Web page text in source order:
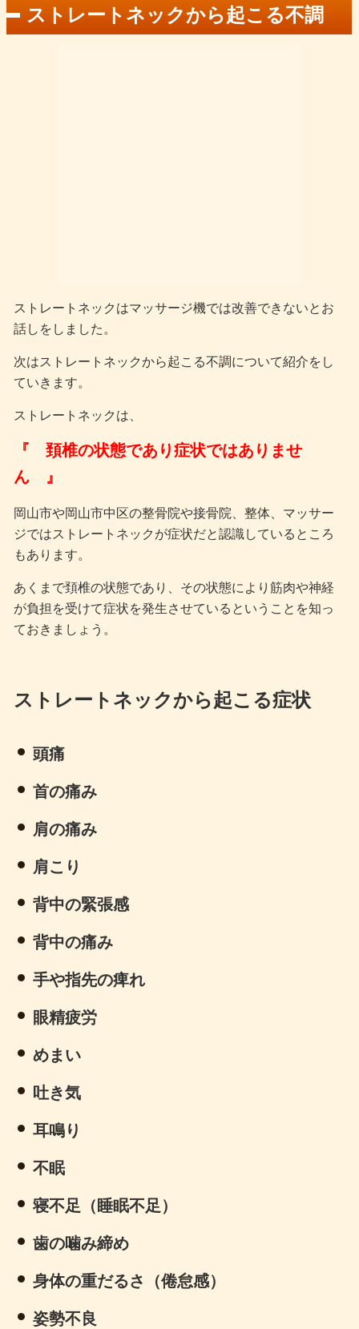
ストレートネックから起こる不調
ストレートネックはマッサージ機では改善できないとお
話しをしました。
次はストレートネックから起こる不調について紹介をし
ていきます。
ストレートネックは、
『 頚椎の状態であり症状ではありませ
ん 』
岡山市や岡山市中区の整骨院や接骨院、整体、マッサー
ジではストレートネックが症状だと認識しているところ
もあります。
あくまで頚椎の状態であり、その状態により筋肉や神経
が負担を受けて症状を発生させているということを知っ
ておきましょう。
ストレートネックから起こる症状
頭痛
首の痛み
肩の痛み
肩こり
背中の緊張感
背中の痛み
手や指先の痺れ
眼精疲労
めまい
吐き気
耳鳴り
不眠
寝不足（睡眠不足）
歯の噛み締め
身体の重だるさ（倦怠感）
姿勢不良